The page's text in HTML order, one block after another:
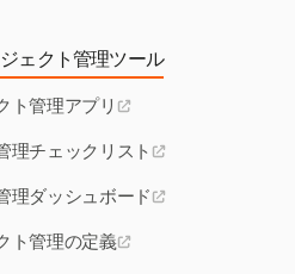
ェクト管理ツール
ト管理アプリ
理チェックリスト
理ダッシュボード
ト管理の定義